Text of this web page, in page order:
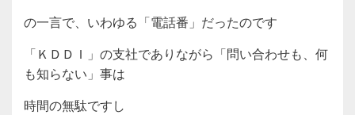
の一言で、いわゆる「電話番」だったのです
「ＫＤＤＩ」の支社でありながら「問い合わせも、何
も知らない」事は
時間の無駄ですし